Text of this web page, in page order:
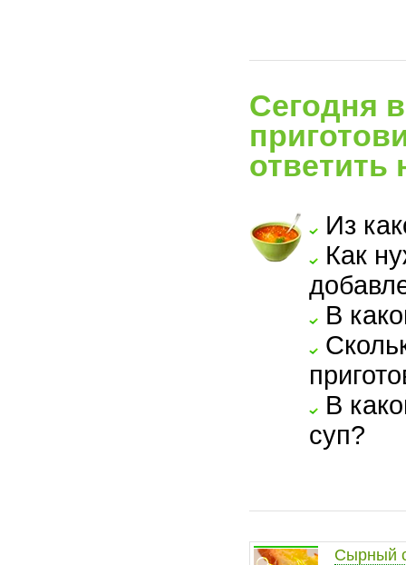
Сегодня
Из
Как
В
В
суп?
Сырный